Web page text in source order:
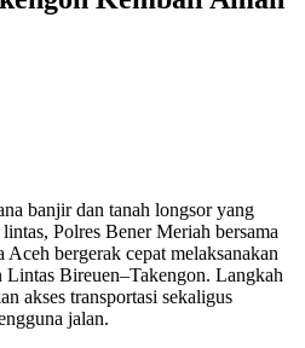
banjir dan tanah longsor yang
Polres Bener Meriah bersama
bergerak cepat melaksanakan
Lintas Bireuen–Takengon. Langkah
akses transportasi sekaligus
jalan.